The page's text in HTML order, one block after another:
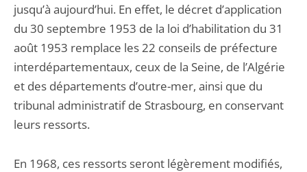
jusqu’à aujourd’hui. En effet, le décret d’application
du 30 septembre 1953 de la loi d’habilitation du 31
août 1953 remplace les 22 conseils de préfecture
interdépartementaux, ceux de la Seine, de l’Algérie
et des départements d’outre-mer, ainsi que du
tribunal administratif de Strasbourg, en conservant
leurs ressorts.
En 1968, ces ressorts seront légèrement modifiés,